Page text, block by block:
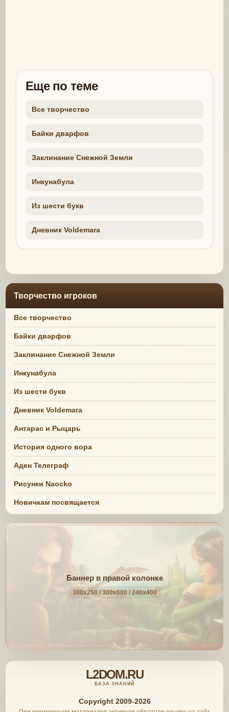
Еще по теме
Все творчество
Байки дварфов
Заклинание Снежной Земли
Инкунабула
Из шести букв
Дневник Voldemara
Творчество игроков
Все творчество
Байки дварфов
Заклинание Снежной Земли
Инкунабула
Из шести букв
Дневник Voldemara
Антарас и Рыцарь
История одного вора
Аден Телеграф
Рисунки Naocko
Новичкам посвящается
Баннер в правой колонке
300x250 / 300x600 / 240x400
L2DOM.RU
БАЗА ЗНАНИЙ
Copyright 2009-2026